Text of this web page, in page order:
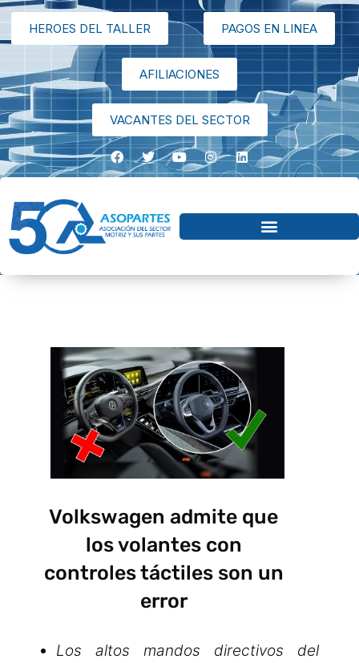
HEROES DEL TALLER PAGOS EN LINEA
AFILIACIONES
VACANTES DEL SECTOR
Volkswagen admite que
los volantes con
controles táctiles son un
error
Los altos mandos directivos del